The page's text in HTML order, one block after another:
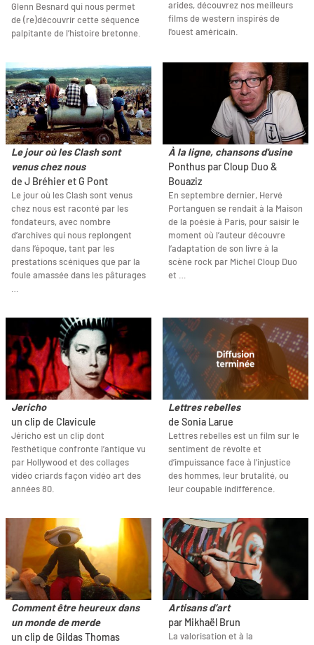
Glenn Besnard qui nous permet
de (re)découvrir cette séquence
palpitante de l’histoire bretonne.
arides, découvrez nos meilleurs
films de western inspirés de
l'ouest américain.
Le jour où les Clash sont
venus chez nous
de J Bréhier et G Pont
Le jour où les Clash sont venus
chez nous est raconté par les
fondateurs, avec nombre
d’archives qui nous replongent
dans l’époque, tant par les
prestations scéniques que par la
foule amassée dans les pâturages
…
À la ligne, chansons d'usine
Ponthus par Cloup Duo &
Bouaziz
En septembre dernier, Hervé
Portanguen se rendait à la Maison
de la poésie à Paris, pour saisir le
moment où l’auteur découvre
l’adaptation de son livre à la
scène rock par Michel Cloup Duo
et …
Jericho
un clip de Clavicule
Jéricho est un clip dont
l’esthétique confronte l’antique vu
par Hollywood et des collages
vidéo criards façon vidéo art des
années 80.
Lettres rebelles
de Sonia Larue
Lettres rebelles est un film sur le
sentiment de révolte et
d’impuissance face à l’injustice
des hommes, leur brutalité, ou
leur coupable indifférence.
Comment être heureux dans
un monde de merde
un clip de Gildas Thomas
Artisans d’art
par Mikhaël Brun
La valorisation et à la